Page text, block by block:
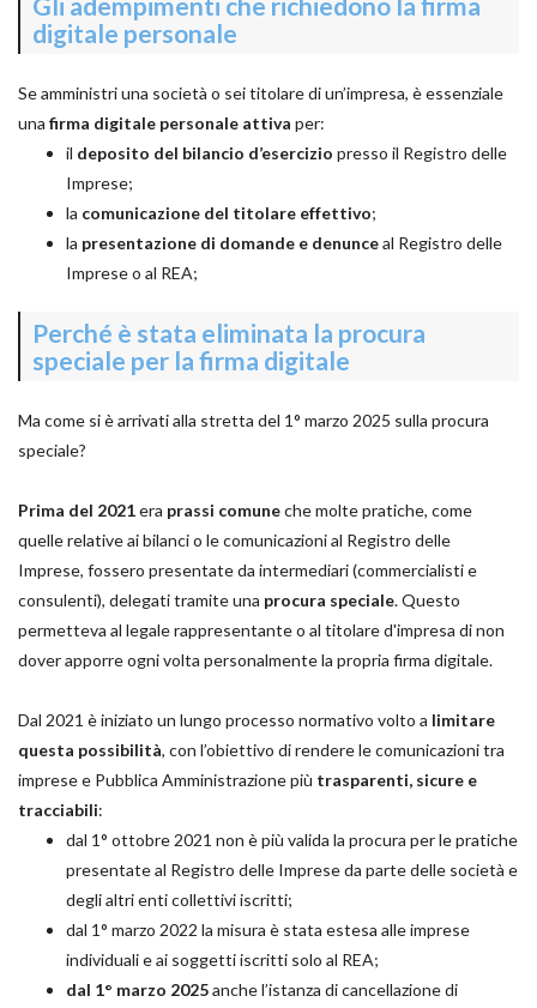
digitale personale
Se amministri una società o sei titolare di un’impresa, è essenziale
una firma digitale personale attiva per:
il deposito del bilancio d’esercizio presso il Registro delle
Imprese;
la comunicazione del titolare effettivo;
la presentazione di domande e denunceal Registro delle
Imprese o al REA;
Perché è stata eliminata la procura
speciale per la firma digitale
Ma come si è arrivati alla stretta del 1° marzo 2025 sulla procura
speciale?
Prima del 2021era prassi comuneche molte pratiche, come
quelle relative ai bilanci o le comunicazioni al Registro delle
Imprese, fossero presentate da intermediari (commercialisti e
consulenti), delegati tramite una procura speciale. Questo
permetteva al legale rappresentante o al titolare d'impresa di non
dover apporre ogni volta personalmente la propria firma digitale.
Dal 2021 è iniziato un lungo processo normativo volto a limitare
questa possibilità, con l’obiettivo di rendere le comunicazioni tra
imprese e Pubblica Amministrazione più trasparenti, sicure e
tracciabili:
dal 1° ottobre 2021 non è più valida la procura per le pratiche
presentate al Registro delle Imprese da parte delle società e
degli altri enti collettivi iscritti;
dal 1° marzo 2022 la misura è stata estesa alle imprese
individuali e ai soggetti iscritti solo al REA;
dal 1° marzo 2025anche l’istanza di cancellazione di